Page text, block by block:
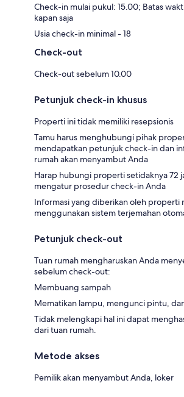
Check-in mulai pukul: 15.00; Batas
kapan saja
Usia check-in minimal - 18
Check-out
Check-out sebelum 10.00
Petunjuk check-in khusus
Properti ini tidak memiliki resepsionis
Tamu harus menghubungi pihak
mendapatkan petunjuk check-in dan
rumah akan menyambut Anda
Harap hubungi properti setidaknya 72
mengatur prosedur check-in Anda
Informasi yang diberikan oleh properti
menggunakan sistem terjemahan
Petunjuk check-out
Tuan rumah mengharuskan Anda
sebelum check-out:
Membuang sampah
Mematikan lampu, mengunci pintu,
Tidak melengkapi hal ini dapat
dari tuan rumah.
Metode akses
Pemilik akan menyambut Anda, loker